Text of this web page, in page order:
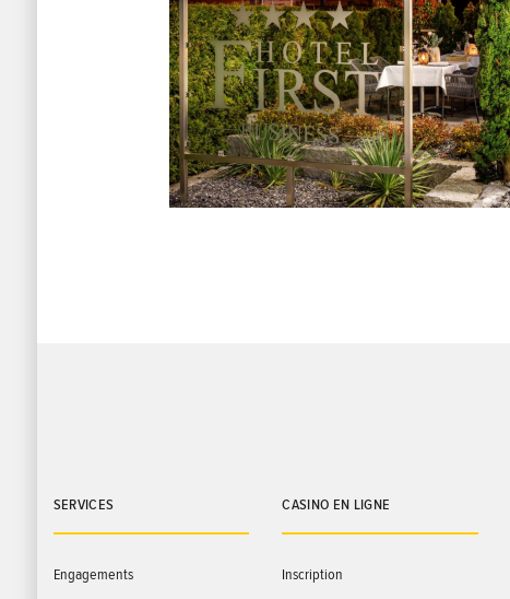
SERVICES
Engagements
CASINO EN LIGNE
Inscription